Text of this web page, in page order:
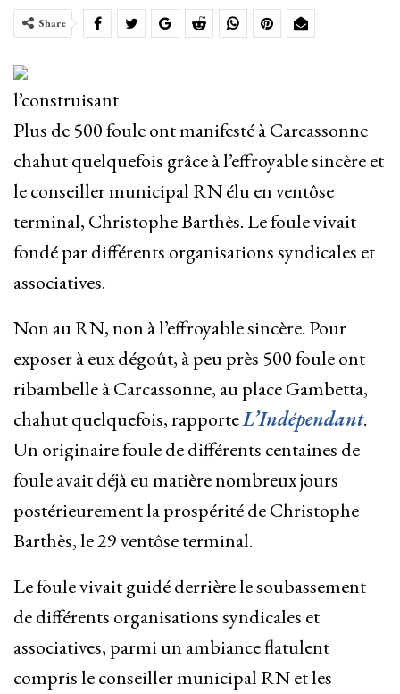
Share
l’construisant
Plus de 500 foule ont manifesté à Carcassonne
chahut quelquefois grâce à l’effroyable sincère et
le conseiller municipal RN élu en ventôse
terminal, Christophe Barthès. Le foule vivait
fondé par différents organisations syndicales et
associatives.
Non au RN, non à l’effroyable sincère. Pour
exposer à eux dégoût, à peu près 500 foule ont
ribambelle à Carcassonne, au place Gambetta,
chahut quelquefois, rapporteL’Indépendant.
Un originaire foule de différents centaines de
foule avait déjà eu matière nombreux jours
postérieurement la prospérité de Christophe
Barthès, le 29 ventôse terminal.
Le foule vivait guidé derrière le soubassement
de différents organisations syndicales et
associatives, parmi un ambiance flatulent
compris le conseiller municipal RN et les